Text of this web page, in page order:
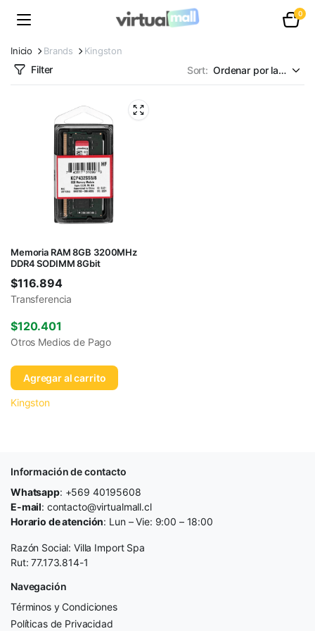
0
Inicio Brands Kingston
Filter Sort:
Memoria RAM 8GB 3200MHz
DDR4 SODIMM 8Gbit
$116.894
Transferencia
$120.401
Otros Medios de Pago
Agregar al carrito
Kingston
Información de contacto
Whatsapp: +569 40195608
E-mail: contacto@virtualmall.cl
Horario de atención: Lun – Vie: 9:00 – 18:00
Razón Social: Villa Import Spa
Rut: 77.173.814-1
Navegación
Términos y Condiciones
Políticas de Privacidad